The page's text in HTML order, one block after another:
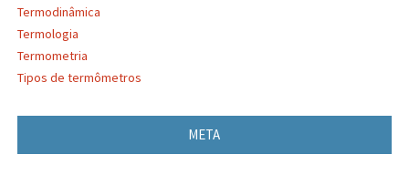
Termodinâmica
Termologia
Termometria
Tipos de termômetros
META